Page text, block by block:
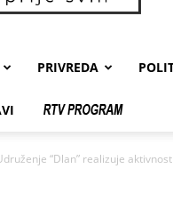
PRIVREDA
“Dlan” realizuje